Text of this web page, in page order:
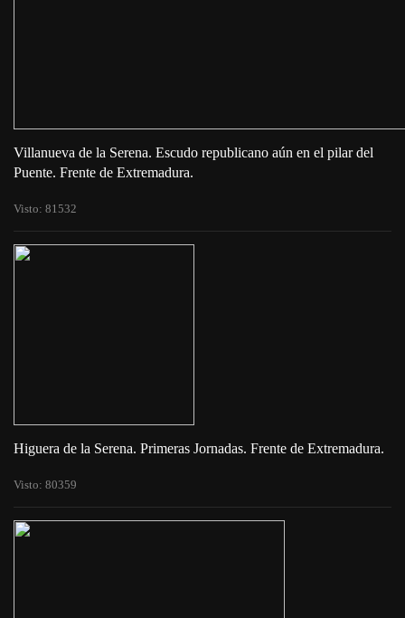
Villanueva de la Serena. Escudo republicano aún en el pilar del
Puente. Frente de Extremadura.
Visto: 81532
Higuera de la Serena. Primeras Jornadas. Frente de Extremadura.
Visto: 80359